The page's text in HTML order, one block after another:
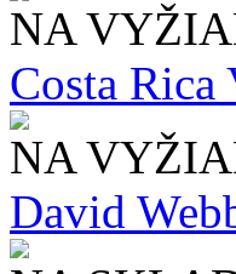
NA
Costa Rica
NA
David